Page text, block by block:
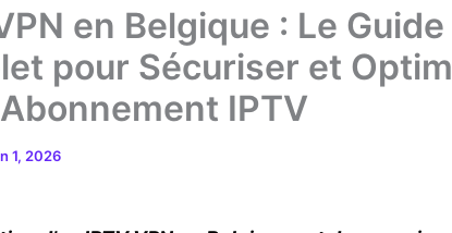
en Belgique : Le Guide
pour Sécuriser et
IPTV
1, 2026